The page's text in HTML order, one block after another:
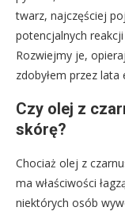
twarz, najczęściej
potencjalnych
Rozwiejmy je,
zdobyłem przez
Czy olej z
skórę?
Chociaż olej z
ma właściwości
niektórych osób